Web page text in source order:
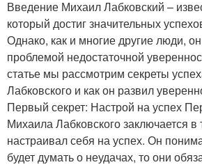
Введение Михаил Лабковский –
который достиг значительных
Однако, как и многие другие люди,
проблемой недостаточной
статье мы рассмотрим секреты
Лабковского и как он развил
Первый секрет: Настрой на успех
Михаила Лабковского заключается в
настраивал себя на успех. Он
будет думать о неудачах, то они